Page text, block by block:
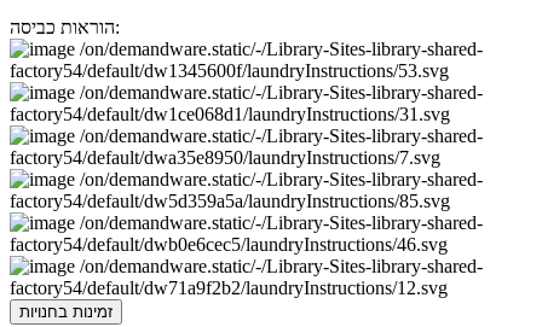
הוראות כביסה:
זמינות בחנויות